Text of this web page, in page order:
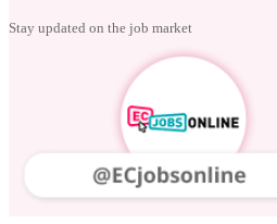
Stay updated on the job market